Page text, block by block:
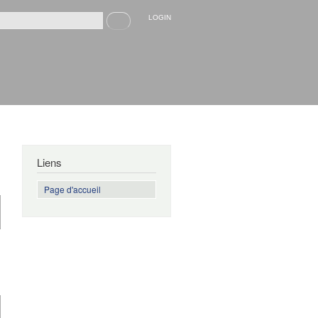
de recherche
Recherche LOGIN
Liens
Page d'accueil